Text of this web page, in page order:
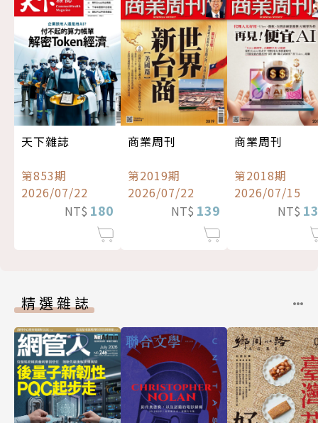
天下雜誌
第853期
2026/07/22
NT$ 180
商業周刊
第2019期
2026/07/22
NT$ 139
商業周刊
第2018期
2026/07/15
NT$
精選雜誌